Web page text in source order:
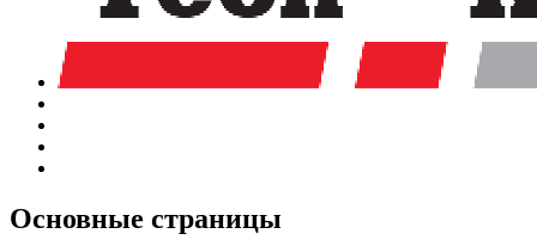
Основные страницы